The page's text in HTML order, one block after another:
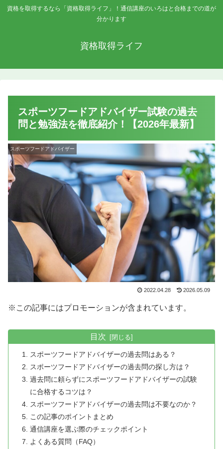
資格を取得するなら「資格取得ライフ」！通信講座のいろはと合格までの道が
分かります
資格取得ライフ
スポーツフードアドバイザー試験の過去
問と勉強法を徹底紹介！【2026年最新】
スポーツフードアドバイザー
2022.04.28 2026.05.09
※この記事にはプロモーションが含まれています。
目次
スポーツフードアドバイザーの過去問はある？
スポーツフードアドバイザーの過去問の探し方は？
過去問に頼らずにスポーツフードアドバイザーの試験
に合格するコツは？
スポーツフードアドバイザーの過去問は不要なのか？
この記事のポイントまとめ
通信講座を選ぶ際のチェックポイント
よくある質問（FAQ）